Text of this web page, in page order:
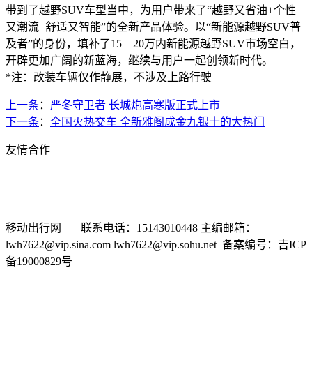
带到了越野SUV车型当中，为用户带来了“越野又省油+个性
又潮流+舒适又智能”的全新产品体验。以“新能源越野SUV普
及者”的身份，填补了15—20万内新能源越野SUV市场空白，
开辟更加广阔的新蓝海，继续与用户一起创领新时代。
*注：改装车辆仅作静展，不涉及上路行驶
上一条 ： 严冬守卫者 长城炮高寒版正式上市
下一条 ： 全国火热交车 全新雅阁成金九银十的大热门
友情合作
移动出行网 联系电话：15143010448 主编邮箱：
lwh7622@vip.sina.com lwh7622@vip.sohu.net 备案编号：吉ICP
备19000829号